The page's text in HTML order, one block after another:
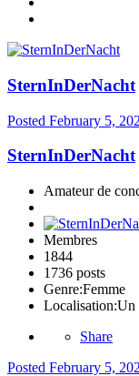
SternInDerNacht
Posted February 5,
SternInDerNacht
Amateur de
Membres
1844
1736 posts
Genre:Femme
Localisation:Un
Share
Posted February 5,